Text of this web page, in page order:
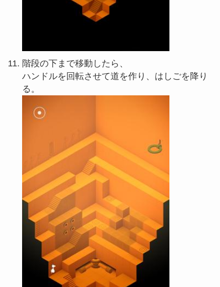
階段の下まで移動したら、
ハンドルを回転させて道を作り、はしごを降り
る。